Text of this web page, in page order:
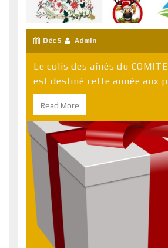
Déc 5 Admin
Le colis des aînés du
est destiné cette année aux
Read More